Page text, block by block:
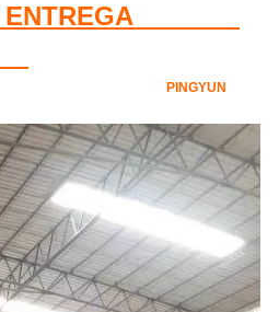
Y ENTREGA